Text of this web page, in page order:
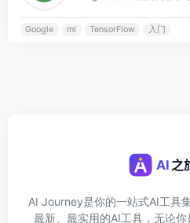
Google ml TensorFlow 入门
AI Journey是你的一站式AI工具
最新、最实用的AI工具，无论